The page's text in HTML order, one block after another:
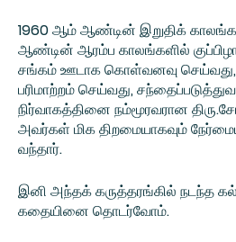
1960 ஆம் ஆண்டின் இறுதிக்
ஆண்டின் ஆரம்ப காலங்களில்
சங்கம் ஊடாக கொள்வனவு
பரிமாற்றம் செய்வது,
நிர்வாகத்தினை நம்மூரவரான
அவர்கள் மிக திறமையாகவும்
வந்தார்.
இனி அந்தக் கருத்தரங்கில் நடந்த
கதையினை தொடர்வோம்.